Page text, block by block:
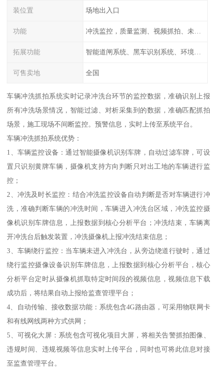
装位置 场地出入口
功能
拓展功能
可售卖地 全国
车辆冲洗抓拍系统实时记录冲洗台环节的监控数据，准确识别上报
所有冲洗场景情况，智能过滤、对析采集到的数据，准确匹配抓拍
场景，施工现场不间断监控。预警信息，实时上传至系统平台。
车辆冲洗抓拍系统优势：
1、车辆监控设备：通过智能摄像机识别车牌，自动过滤车牌，可设
置只识别黄牌车辆，摄像机支持方向判断只对出工地的车辆进行监
控；
2、冲洗及时长监控：结合冲洗监控设备自动判断是否对车辆进行冲
洗，准确判断车辆的冲洗时间，车辆进入冲洗台区域，冲洗监控摄
像机识别车牌信息，上报数据到核心分析平台；冲洗结束，车辆离
开冲洗台后触发装置，冲洗摄像机上报冲洗结束信息；
3、车辆绕行监控：当车辆未进入冲洗台，从旁边绕道行驶时，通过
绕行监控摄像设备识别车牌信息，上报数据到核心分析平台，核心
分析平台定时从摄像机抓取特定时间段的视频信息，视频信息下载
成功后，将结果自动上报给监查管理平台；
4、自动传输、接收数据功能：系统包含4G路由器，可采用物联网卡
和有线网线两种方式供网；
5、可视化大屏：系统包含可视化项目大屏，将相关告警抓拍图像、
违规时间、违规视频等信息实时上传平台，同时也可将此信息对接
至监查管理平台。